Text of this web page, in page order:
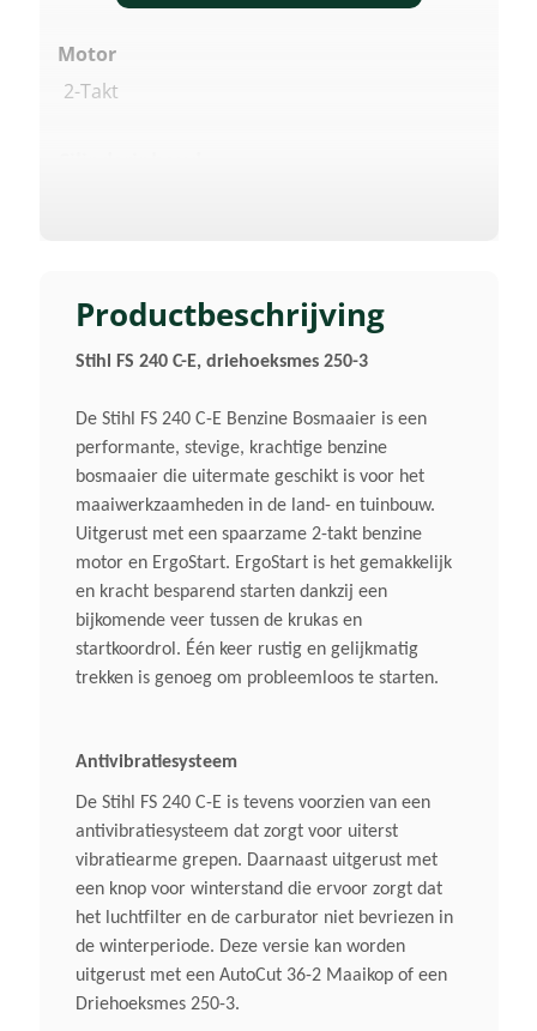
Productbeschrijving
Stihl FS 240 C-E, driehoeksmes 250-3
De Stihl FS 240 C-E Benzine Bosmaaier is een
performante, stevige, krachtige benzine
bosmaaier die uitermate geschikt is voor het
maaiwerkzaamheden in de land- en tuinbouw.
Uitgerust met een spaarzame 2-takt benzine
motor en ErgoStart. ErgoStart is het gemakkelijk
en kracht besparend starten dankzij een
bijkomende veer tussen de krukas en
startkoordrol. Één keer rustig en gelijkmatig
trekken is genoeg om probleemloos te starten.
Antivibratiesysteem
De Stihl FS 240 C-E is tevens voorzien van een
antivibratiesysteem dat zorgt voor uiterst
vibratiearme grepen. Daarnaast uitgerust met
een knop voor winterstand die ervoor zorgt dat
het luchtfilter en de carburator niet bevriezen in
de winterperiode. Deze versie kan worden
uitgerust met een AutoCut 36-2 Maaikop of een
Driehoeksmes 250-3.
Motor
2-Takt
1,7 KW/2,30 Pk
Geluidsverm. Niveau Lwa
99 DB(A) 3)
Gewicht (droog)
7,1 Kg 1)
Maaibreedte
420 Mm
Type Steel
Recht Steel
Stuurboom
Stuur Met Dubbelel Handgrepen
Standaard Snijgarnituur